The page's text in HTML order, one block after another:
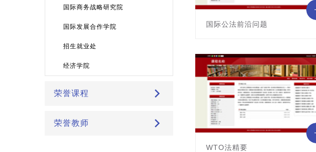
国际商务战略研究院
国际发展合作学院
招生就业处
经济学院
荣誉课程
荣誉教师
国际公法前沿问题
主讲教师: 陈卫东
WTO法精要